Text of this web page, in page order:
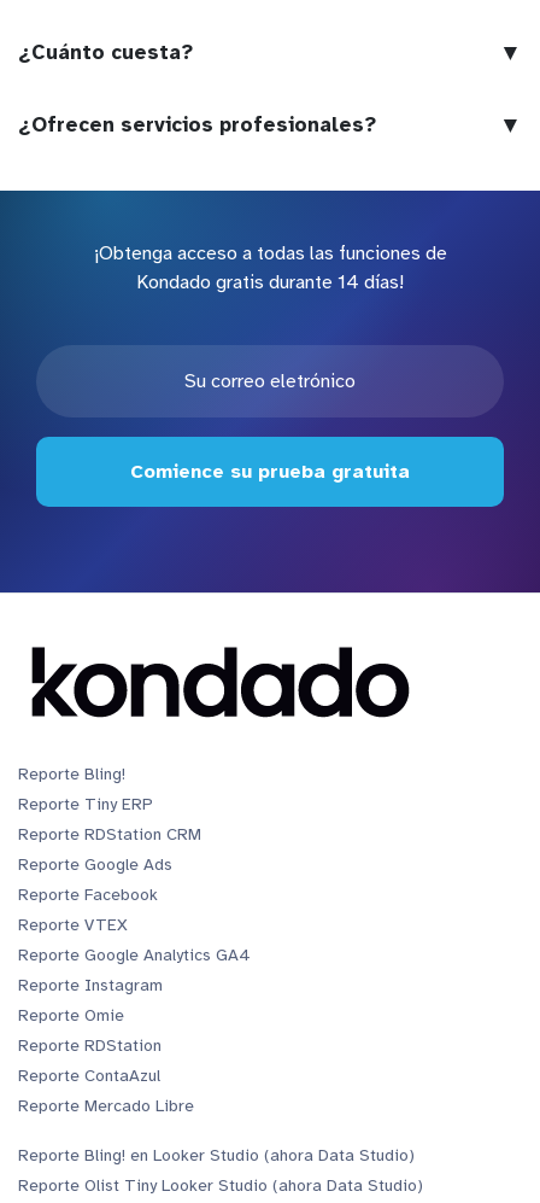
¿Cuánto cuesta? ▼
¿Ofrecen servicios profesionales? ▼
¡Obtenga acceso a todas las funciones de
Kondado gratis durante 14 días!
Comience su prueba gratuita
Reporte Bling!
Reporte Tiny ERP
Reporte RDStation CRM
Reporte Google Ads
Reporte Facebook
Reporte VTEX
Reporte Google Analytics GA4
Reporte Instagram
Reporte Omie
Reporte RDStation
Reporte ContaAzul
Reporte Mercado Libre
Reporte Bling! en Looker Studio (ahora Data Studio)
Reporte Olist Tiny Looker Studio (ahora Data Studio)